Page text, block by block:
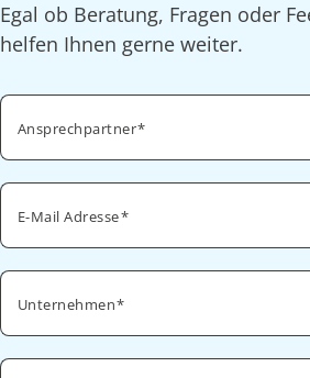
Egal ob Beratung, Fragen oder
helfen Ihnen gerne weiter.
Ansprechpartner
E-Mail Adresse
Unternehmen